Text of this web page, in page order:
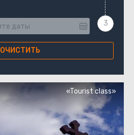
ОЧИСТИТЬ
«Tourist class»